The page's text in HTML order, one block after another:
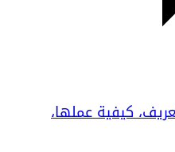
كيفية عملها،